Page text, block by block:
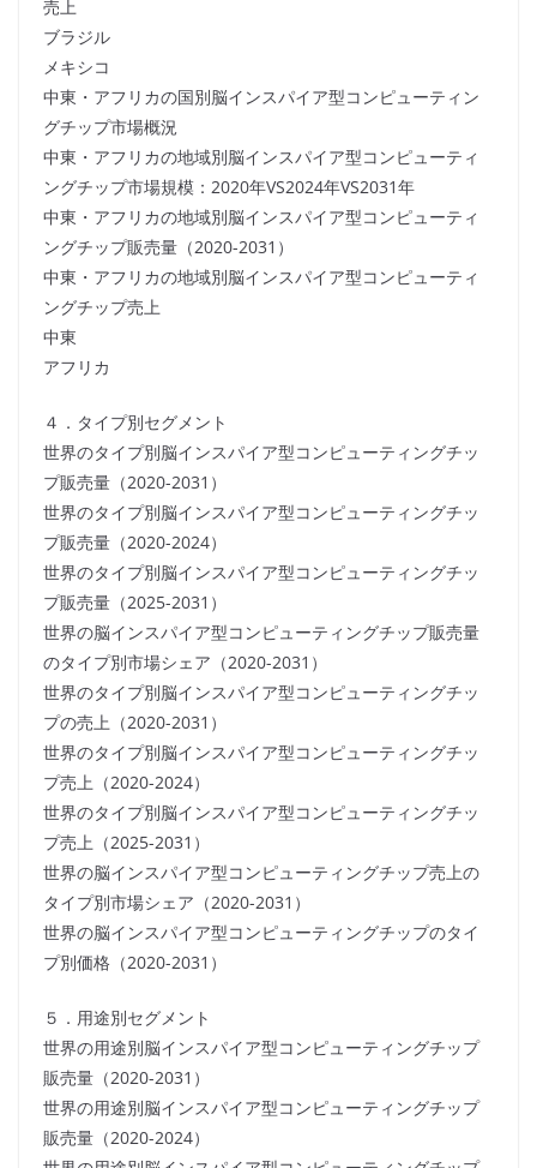
売上
ブラジル
メキシコ
中東・アフリカの国別脳インスパイア型コンピューティン
グチップ市場概況
中東・アフリカの地域別脳インスパイア型コンピューティ
ングチップ市場規模：2020年VS2024年VS2031年
中東・アフリカの地域別脳インスパイア型コンピューティ
ングチップ販売量（2020-2031）
中東・アフリカの地域別脳インスパイア型コンピューティ
ングチップ売上
中東
アフリカ
４．タイプ別セグメント
世界のタイプ別脳インスパイア型コンピューティングチッ
プ販売量（2020-2031）
世界のタイプ別脳インスパイア型コンピューティングチッ
プ販売量（2020-2024）
世界のタイプ別脳インスパイア型コンピューティングチッ
プ販売量（2025-2031）
世界の脳インスパイア型コンピューティングチップ販売量
のタイプ別市場シェア（2020-2031）
世界のタイプ別脳インスパイア型コンピューティングチッ
プの売上（2020-2031）
世界のタイプ別脳インスパイア型コンピューティングチッ
プ売上（2020-2024）
世界のタイプ別脳インスパイア型コンピューティングチッ
プ売上（2025-2031）
世界の脳インスパイア型コンピューティングチップ売上の
タイプ別市場シェア（2020-2031）
世界の脳インスパイア型コンピューティングチップのタイ
プ別価格（2020-2031）
５．用途別セグメント
世界の用途別脳インスパイア型コンピューティングチップ
販売量（2020-2031）
世界の用途別脳インスパイア型コンピューティングチップ
販売量（2020-2024）